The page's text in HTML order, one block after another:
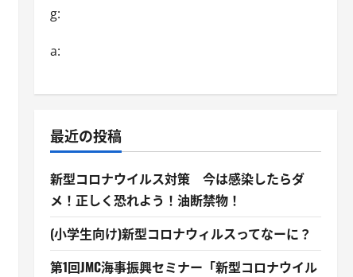
g:
a:
最近の投稿
新型コロナウイルス対策 今は感染したらダ
メ！正しく恐れよう！油断禁物！
(小学生向け)新型コロナウィルスってなーに？
第1回JMC海事振興セミナー「新型コロナウイル